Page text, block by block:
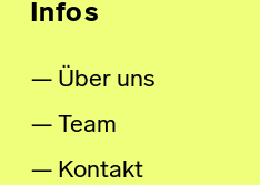
Infos
Über uns
Team
Kontakt